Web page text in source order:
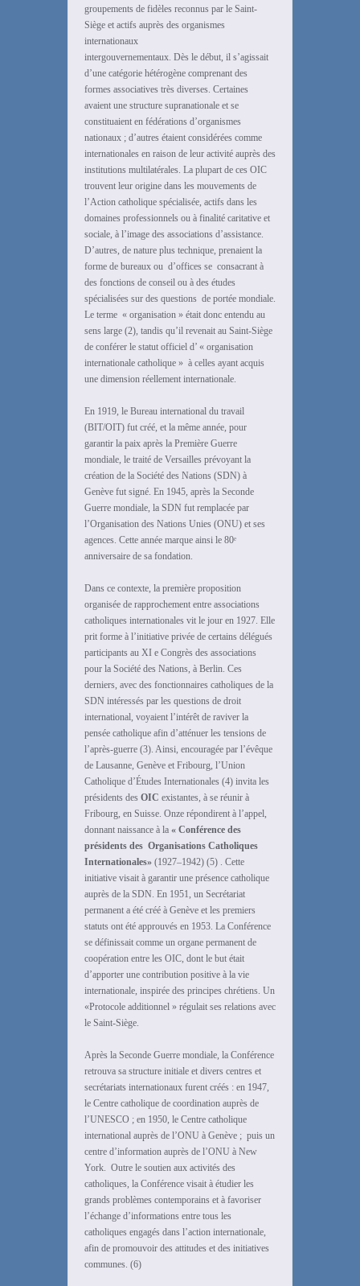
groupements de fidèles reconnus par le Saint-
Siège et actifs auprès des organismes
internationaux
intergouvernementaux. Dès le début, il s’agissait
d’une catégorie hétérogène comprenant des
formes associatives très diverses. Certaines
avaient une structure supranationale et se
constituaient en fédérations d’organismes
nationaux ; d’autres étaient considérées comme
internationales en raison de leur activité auprès des
institutions multilatérales. La plupart de ces OIC
trouvent leur origine dans les mouvements de
l’Action catholique spécialisée, actifs dans les
domaines professionnels ou à finalité caritative et
sociale, à l’image des associations d’assistance.
D’autres, de nature plus technique, prenaient la
forme de bureaux ou d’offices se consacrant à
des fonctions de conseil ou à des études
spécialisées sur des questions de portée mondiale.
Le terme « organisation » était donc entendu au
sens large (2), tandis qu’il revenait au Saint-Siège
de conférer le statut officiel d’ « organisation
internationale catholique » à celles ayant acquis
une dimension réellement internationale.
En 1919, le Bureau international du travail
(BIT/OIT) fut créé, et la même année, pour
garantir la paix après la Première Guerre
mondiale, le traité de Versailles prévoyant la
création de la Société des Nations (SDN) à
Genève fut signé. En 1945, après la Seconde
Guerre mondiale, la SDN fut remplacée par
l’Organisation des Nations Unies (ONU) et ses
agences. Cette année marque ainsi le 80ᵉ
anniversaire de sa fondation.
Dans ce contexte, la première proposition
organisée de rapprochement entre associations
catholiques internationales vit le jour en 1927. Elle
prit forme à l’initiative privée de certains délégués
participants au XI e Congrès des associations
pour la Société des Nations, à Berlin. Ces
derniers, avec des fonctionnaires catholiques de la
SDN intéressés par les questions de droit
international, voyaient l’intérêt de raviver la
pensée catholique afin d’atténuer les tensions de
l’après-guerre (3). Ainsi, encouragée par l’évêque
de Lausanne, Genève et Fribourg, l’Union
Catholique d’Études Internationales (4) invita les
présidents des OIC existantes, à se réunir à
Fribourg, en Suisse. Onze répondirent à l’appel,
donnant naissance à la « Conférence des
présidents des Organisations Catholiques
Internationales» (1927–1942) (5) . Cette
initiative visait à garantir une présence catholique
auprès de la SDN. En 1951, un Secrétariat
permanent a été créé à Genève et les premiers
statuts ont été approuvés en 1953. La Conférence
se définissait comme un organe permanent de
coopération entre les OIC, dont le but était
d’apporter une contribution positive à la vie
internationale, inspirée des principes chrétiens. Un
«Protocole additionnel » régulait ses relations avec
le Saint-Siège.
Après la Seconde Guerre mondiale, la Conférence
retrouva sa structure initiale et divers centres et
secrétariats internationaux furent créés : en 1947,
le Centre catholique de coordination auprès de
l’UNESCO ; en 1950, le Centre catholique
international auprès de l’ONU à Genève ; puis un
centre d’information auprès de l’ONU à New
York. Outre le soutien aux activités des
catholiques, la Conférence visait à étudier les
grands problèmes contemporains et à favoriser
l’échange d’informations entre tous les
catholiques engagés dans l’action internationale,
afin de promouvoir des attitudes et des initiatives
communes. (6)